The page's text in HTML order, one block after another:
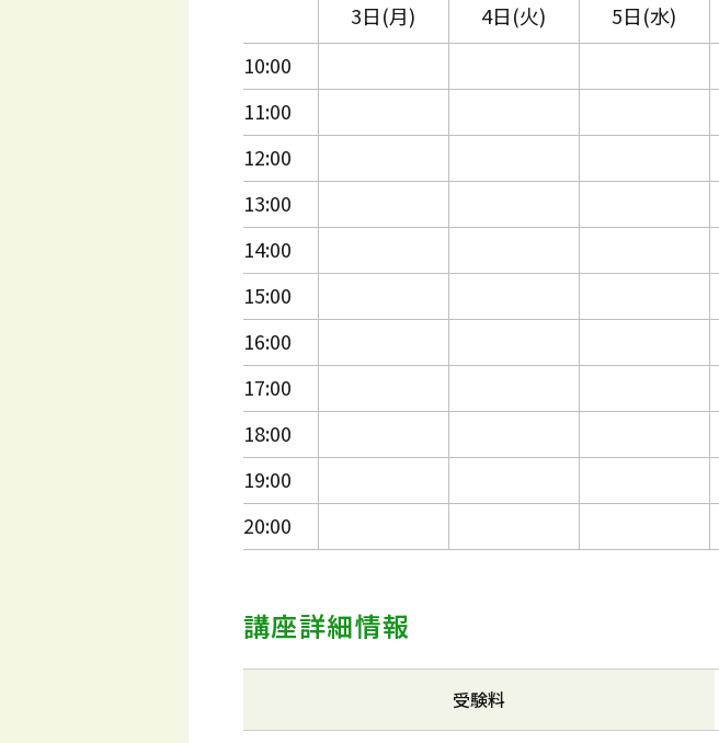
10:00
11:00
12:00
13:00
14:00
15:00
16:00
17:00
18:00
19:00
20:00
3日(月) 4日(火) 5日(水)
講座詳細情報
受験料